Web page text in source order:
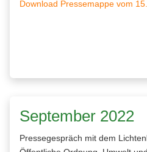
Download Pressemappe vom
September 2022
Pressegespräch mit dem